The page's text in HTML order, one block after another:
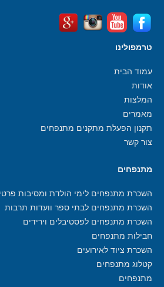
טרמפולינו
עמוד הבית
אודות
המלצות
מאמרים
תקנון הפעלת מתקנים מתנפחים
צור קשר
מתנפחים
השכרת מתנפחים לימי הולדת ומסיבות
השכרת מתנפחים לבתי ספר וועדות תרבות
השכרת מתנפחים לפסטיבלים וירידים
חבילות מתנפחים
השכרת ציוד לאירועים
קטלוג מתנפחים
מתנפחים